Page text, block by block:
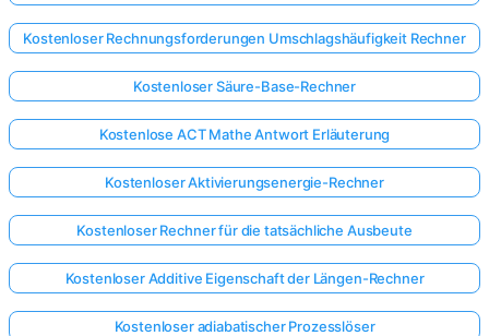
Kostenloser Rechnungsforderungen Umschlagshäufigkeit Rechner
Kostenloser Säure-Base-Rechner
Kostenlose ACT Mathe Antwort Erläuterung
Kostenloser Aktivierungsenergie-Rechner
Kostenloser Rechner für die tatsächliche Ausbeute
Kostenloser Additive Eigenschaft der Längen-Rechner
Kostenloser adiabatischer Prozesslöser